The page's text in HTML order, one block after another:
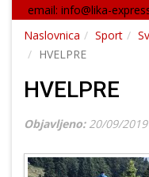
email: info@lika-
Naslovnica
Sport
HVELPRE
HVELPRE
Objavljeno: 20/09/2019